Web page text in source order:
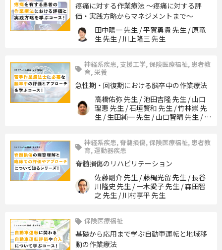
疼痛に対する作業療法 ～疼痛に対する評
価・実践方略からマネジメントまで～
田中陽一 先生 / 平賀勇貴 先生 / 原竜
生 先生 / 川上隆三 先生
神経系疾患, 支援工学, 保険医療福祉, 患者教
育, 栄養
急性期・回復期における脳卒中の作業療法
高橋佑弥 先生 / 池田吉隆 先生 / 山口
理恵 先生 / 石垣賢和 先生 / 竹林崇 先
生 / 生田純一 先生 / 山口智晴 先生 / 庵
先生
神経系疾患, 脊髄損傷, 保険医療福祉, 患者教
育, 運動器疾患
脊髄損傷のリハビリテーション
佐藤剛介 先生 / 藤縄光留 先生 / 長谷
川隆史 先生 / 一木愛子 先生 / 森田智
之 先生 / 川村享平 先生
保険医療福祉
基礎から応用まで学ぶ自動車運転と地域移
動の作業療法